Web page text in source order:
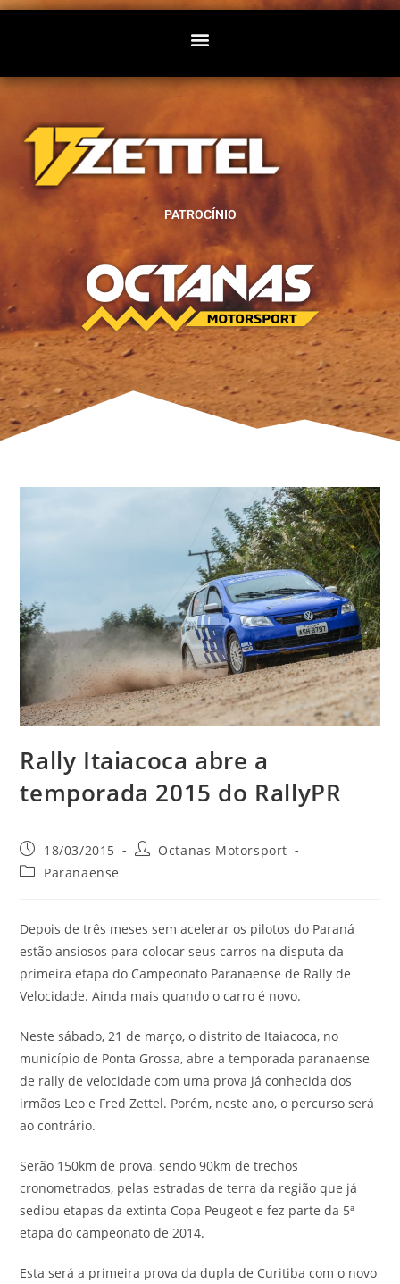
PATROCÍNIO
Rally Itaiacoca abre a
temporada 2015 do RallyPR
18/03/2015
Octanas Motorsport
Paranaense
Depois de três meses sem acelerar os pilotos do Paraná
estão ansiosos para colocar seus carros na disputa da
primeira etapa do Campeonato Paranaense de Rally de
Velocidade. Ainda mais quando o carro é novo.
Neste sábado, 21 de março, o distrito de Itaiacoca, no
município de Ponta Grossa, abre a temporada paranaense
de rally de velocidade com uma prova já conhecida dos
irmãos Leo e Fred Zettel. Porém, neste ano, o percurso será
ao contrário.
Serão 150km de prova, sendo 90km de trechos
cronometrados, pelas estradas de terra da região que já
sediou etapas da extinta Copa Peugeot e fez parte da 5ª
etapa do campeonato de 2014.
Esta será a primeira prova da dupla de Curitiba com o novo